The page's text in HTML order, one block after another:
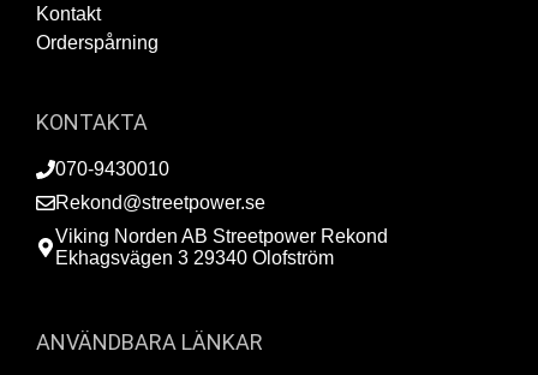
Kontakt
Orderspårning
KONTAKTA
070-9430010
Rekond@streetpower.se
Viking Norden AB Streetpower Rekond
Ekhagsvägen 3 29340 Olofström
ANVÄNDBARA LÄNKAR